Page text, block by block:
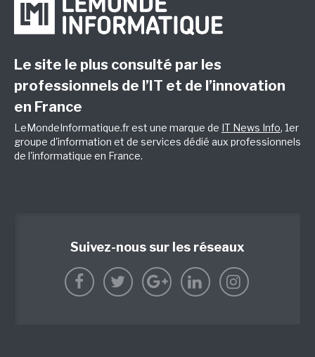
Le site le plus consulté par les
professionnels de l’IT et de l’innovation
en France
LeMondeInformatique.fr est une marque de IT News Info, 1er
groupe d'information et de services dédié aux professionnels
de l'informatique en France.
Suivez-nous sur les réseaux